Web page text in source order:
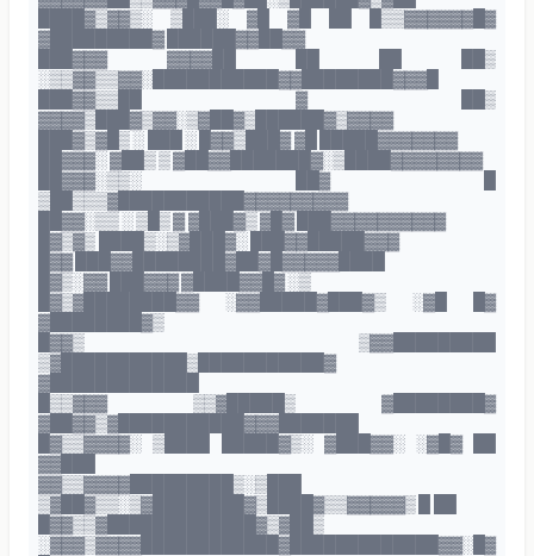
████▓▒▓▓▒░ ▒███░ ▓█ ▓█ ██ █▒▒▓▓▓▓▓▓█▓
▓█████████▓ ██████▓▓██▓▓
███▓▓▓ ▓▓▓▓██ ██ ██ ██▒
░▒▒▓▓▒▒▓▓░███████████▓▓████████▓▓▓█
███▓▓▒▒██ ▓ ██▒
▓▓▓▓▒███▓▒▓▓░▒▓██▓▒██████▓▒▓▓▓▓
███▓▒▓█▒ ░ ███ ░ █▓▓▒███▓ ▓█ █████▓▓▓▓▓▓▓
██▓▓▓░ ▓██▒ ▒ ▓██▓▓███████▓░▒████▓▓▓▓▓▓▓▓
██▓▓▓░▒▒░ ██▓ █
▒██▒▒▒▓███████████▓▓▓▓▓▓▓▓▓
██▓▓░▒▒ ░ ▒█▒ ▓ ▓███▓▒ ▓█▓ ███▓▓▓▓▓▓▓▓▓▓
█▓▒▓▒ ████▒░▒▓███▓░ ███▓▓█████▓▓▓
█▓▓ ███▓▓████████▓██▓█▓▓▓▓▓████
█▓▒░▓▓ ███▓▓▓ ▓████▓▓█▓ ░▒
█▓▒▓████████▓▓ ░▓▓█████▓███▓▒ ░▓█ █▓
▓████████▓▒
█▓▓▒ ▒▓▓█████████
▒▓███████████▒███████████▓
▓█████████████
█▒▒▓▓▓ ▒▒▓█████▒ ▓████████▓
▓██▓▓▒▓███████████▓▓▓███████
█▓▒▒▓▓▓▓░ ▒████ █████▓▒░ ▓███▓▓░ ░▓█▓ ██
▓▓███
▓▓▒▒▓▓▓▓█████████▒░▒███
▒▓██▓▒▒░▒▓████████▓▒████▓▒▒▓▓▓▓▓▒ █ ██
█▓▓▒▒▓█████████████▓▒▓██▒
░▓▓▓▒▓▓▓▓████████████▓█████████████▓▓░█▓